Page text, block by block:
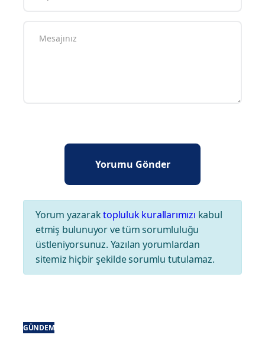
Yorum yazaraktopluluk kurallarımızı kabul
etmiş bulunuyor ve tüm sorumluluğu
üstleniyorsunuz. Yazılan yorumlardan
sitemiz hiçbir şekilde sorumlu tutulamaz.
GÜNDEM